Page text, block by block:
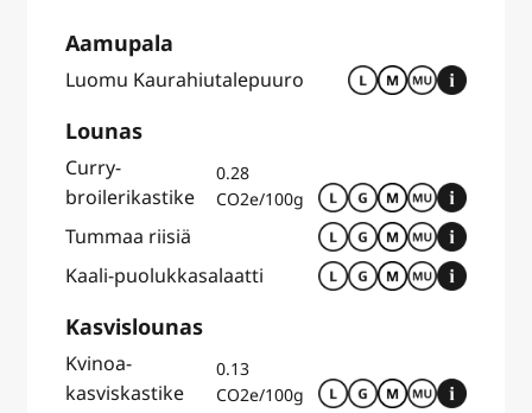
Aamupala
Luomu Kaurahiutalepuuro
Lounas
Curry-
broilerikastike
0.28
CO2e/100g
Tummaa riisiä
Kaali-puolukkasalaatti
Kasvislounas
Kvinoa-
kasviskastike
0.13
CO2e/100g